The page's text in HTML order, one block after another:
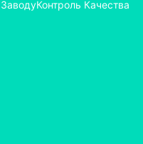
Контроль Качества